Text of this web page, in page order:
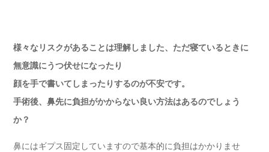
様々なリスクがあることは理解しました、ただ寝ているときに
無意識にうつ伏せになったり
顔を手で書いてしまったりするのが不安です。
手術後、鼻先に負担がかからない良い方法はあるのでしょう
か？
鼻にはギプス固定していますので基本的に負担はかかりませ